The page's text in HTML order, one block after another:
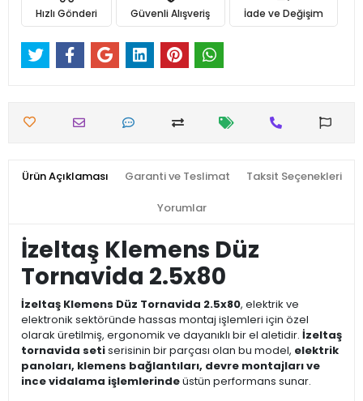
Hızlı Gönderi Güvenli Alışveriş İade ve Değişim
Ürün Açıklaması Garanti ve Teslimat Taksit Seçenekleri
Yorumlar
İzeltaş Klemens Düz
Tornavida 2.5x80
İzeltaş Klemens Düz Tornavida 2.5x80, elektrik ve
elektronik sektöründe hassas montaj işlemleri için özel
olarak üretilmiş, ergonomik ve dayanıklı bir el aletidir. İzeltaş
tornavida setiserisinin bir parçası olan bu model, elektrik
panoları, klemens bağlantıları, devre montajları ve
ince vidalama işlemlerindeüstün performans sunar.